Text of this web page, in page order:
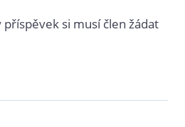
si musí člen žádat